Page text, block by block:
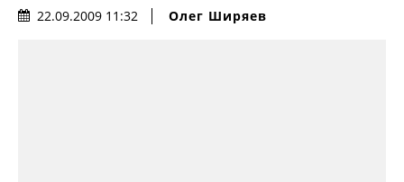
22.09.2009 11:32 Олег Ширяев